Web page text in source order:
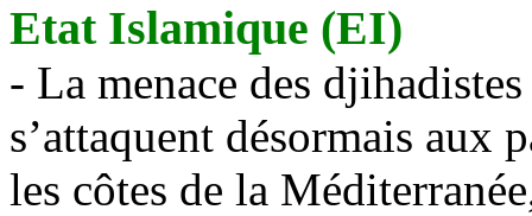
Etat Islamique (EI)
- La menace des djihadistes
s’attaquent désormais aux
les côtes de la